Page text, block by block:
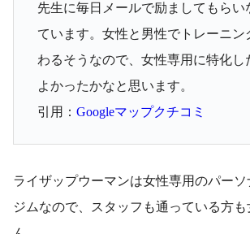
先生に毎日メールで励ましてもらい
ています。女性と男性でトレーニン
わるそうなので、女性専用に特化し
よかったかなと思います。
引用： Googleマップクチコミ
ライザップウーマンは女性専用のパー
ジムなので、スタッフも通っている方